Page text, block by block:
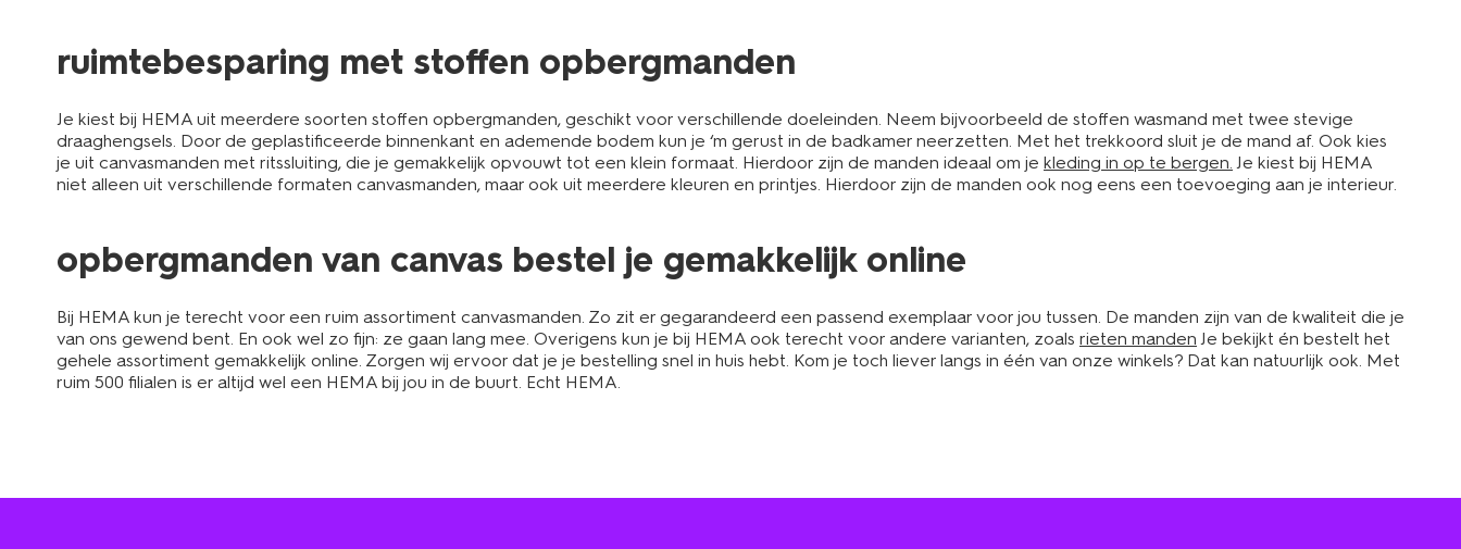
ruimtebesparing met stoffen opbergmanden
Je kiest bij HEMA uit meerdere soorten stoffen opbergmanden, geschikt voor verschillende doeleinden. Neem bijvoorbeeld de stoffen wasmand met twee stevige
draaghengsels. Door de geplastificeerde binnenkant en ademende bodem kun je ‘m gerust in de badkamer neerzetten. Met het trekkoord sluit je de mand af. Ook kies
je uit canvasmanden met ritssluiting, die je gemakkelijk opvouwt tot een klein formaat. Hierdoor zijn de manden ideaal om je kleding in op te bergen. Je kiest bij HEMA
niet alleen uit verschillende formaten canvasmanden, maar ook uit meerdere kleuren en printjes. Hierdoor zijn de manden ook nog eens een toevoeging aan je interieur.
opbergmanden van canvas bestel je gemakkelijk online
Bij HEMA kun je terecht voor een ruim assortiment canvasmanden. Zo zit er gegarandeerd een passend exemplaar voor jou tussen. De manden zijn van de kwaliteit die je
van ons gewend bent. En ook wel zo fijn: ze gaan lang mee. Overigens kun je bij HEMA ook terecht voor andere varianten, zoals rieten manden Je bekijkt én bestelt het
gehele assortiment gemakkelijk online. Zorgen wij ervoor dat je je bestelling snel in huis hebt. Kom je toch liever langs in één van onze winkels? Dat kan natuurlijk ook. Met
ruim 500 filialen is er altijd wel een HEMA bij jou in de buurt. Echt HEMA.